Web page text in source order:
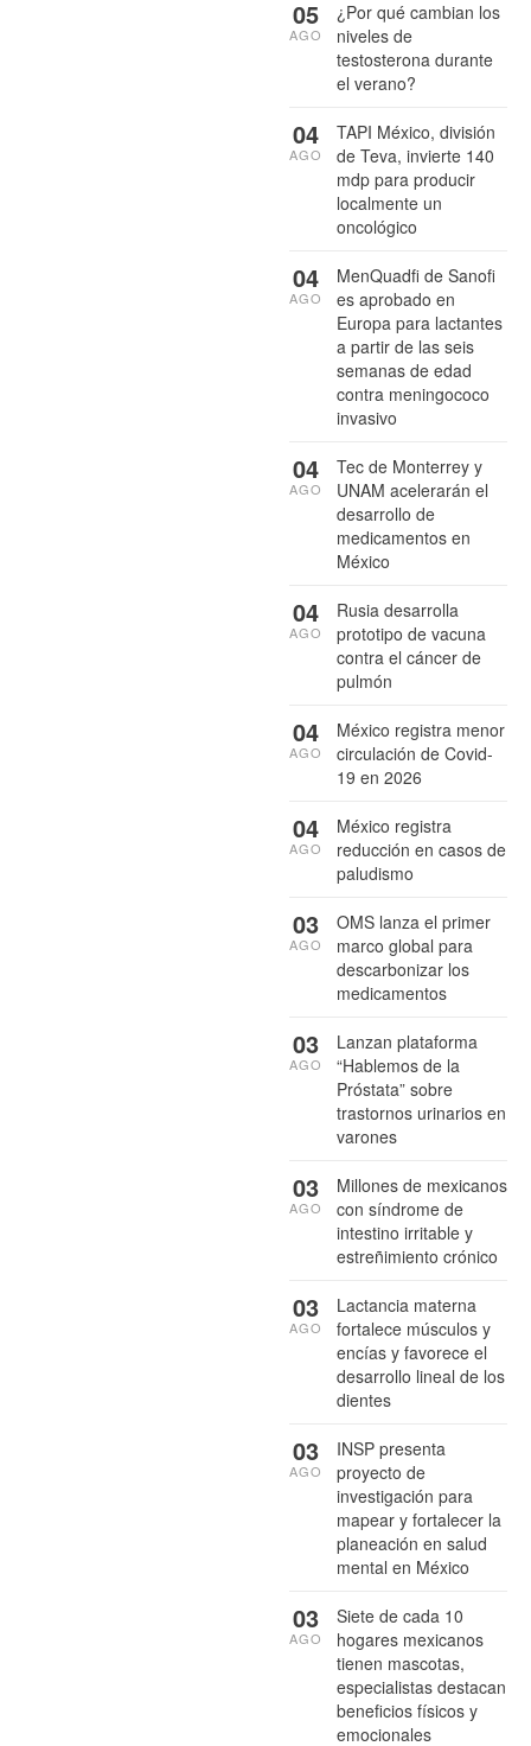
¿Por qué cambian los
niveles de
testosterona durante
el verano?
05
AGO
TAPI México, división
de Teva, invierte 140
mdp para producir
localmente un
oncológico
04
AGO
MenQuadfi de Sanofi
es aprobado en
Europa para lactantes
a partir de las seis
semanas de edad
contra meningococo
invasivo
04
AGO
Tec de Monterrey y
UNAM acelerarán el
desarrollo de
medicamentos en
México
04
AGO
Rusia desarrolla
prototipo de vacuna
contra el cáncer de
pulmón
04
AGO
México registra menor
circulación de Covid-
19 en 2026
04
AGO
México registra
reducción en casos de
paludismo
04
AGO
OMS lanza el primer
marco global para
descarbonizar los
medicamentos
03
AGO
Lanzan plataforma
“Hablemos de la
Próstata” sobre
trastornos urinarios en
varones
03
AGO
Millones de mexicanos
con síndrome de
intestino irritable y
estreñimiento crónico
03
AGO
Lactancia materna
fortalece músculos y
encías y favorece el
desarrollo lineal de los
dientes
03
AGO
INSP presenta
proyecto de
investigación para
mapear y fortalecer la
planeación en salud
mental en México
03
AGO
Siete de cada 10
hogares mexicanos
tienen mascotas,
especialistas destacan
beneficios físicos y
emocionales
03
AGO